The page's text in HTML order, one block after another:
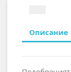
Описание